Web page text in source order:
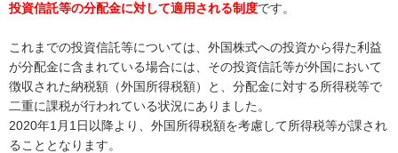
投資信託等の分配金に対して適用される制度です。
これまでの投資信託等については、外国株式への投資から得た利益
が分配金に含まれている場合には、その投資信託等が外国において
徴収された納税額（外国所得税額）と、分配金に対する所得税等で
二重に課税が行われている状況にありました。
2020年1月1日以降より、外国所得税額を考慮して所得税等が課され
ることとなります。